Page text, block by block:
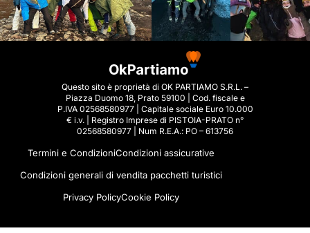
Questo sito è proprietà di OK PARTIAMO S.R.L. –
Piazza Duomo 18, Prato 59100 | Cod. fiscale e
P.IVA 02568580977 | Capitale sociale Euro 10.000
€ i.v. | Registro Imprese di PISTOIA-PRATO n°
02568580977 | Num R.E.A.: PO – 613756
Termini e CondizioniCondizioni assicurative
Condizioni generali di vendita pacchetti turistici
Privacy PolicyCookie Policy